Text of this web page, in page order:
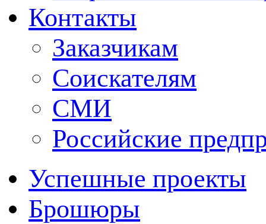
Контакты
Заказчикам
Соискателям
СМИ
Российские
Успешные проекты
Брошюры